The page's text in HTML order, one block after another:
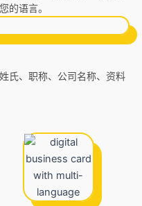
的语言。
氏、职称、公司名称、资料